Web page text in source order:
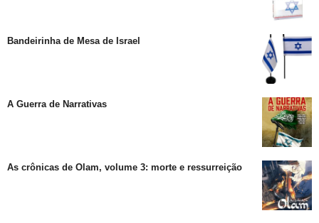
Bandeirinha de Mesa de Israel
A Guerra de Narrativas
As crônicas de Olam, volume 3: morte e ressurreição